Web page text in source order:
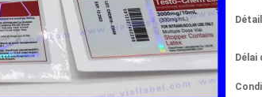
Délai